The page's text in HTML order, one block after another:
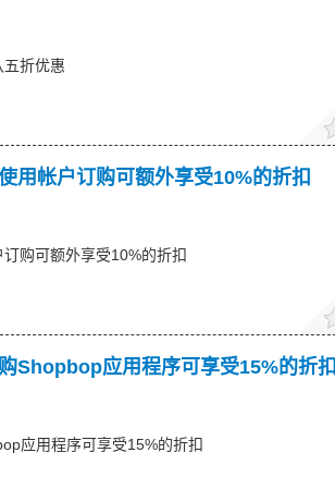
折优惠
用帐户订购可额外享受10%的折扣
购可额外享受10%的折扣
Shopbop应用程序可享受15%的折扣
应用程序可享受15%的折扣